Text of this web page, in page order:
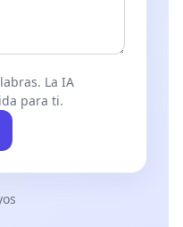
La IA
para ti.